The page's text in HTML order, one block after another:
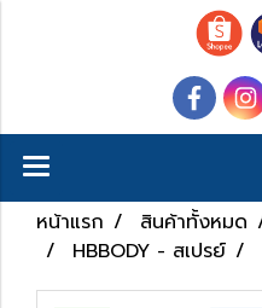
หน้าแรก สินค้าทั้งหมด
HBBODY - สเปรย์